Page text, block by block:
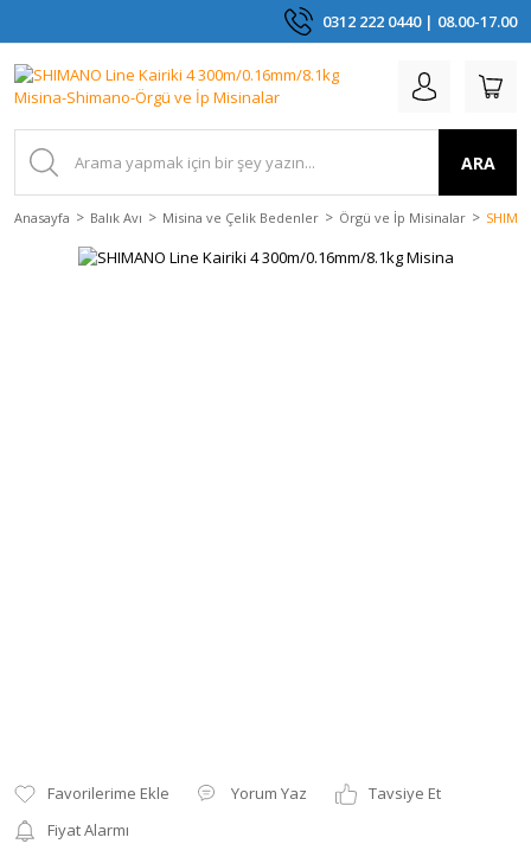
0312 222 0440 | 08.00-17.00
ARA
Anasayfa Balık Avı Misina ve Çelik Bedenler Örgü ve İp Misinalar
Yorum Yaz
Tavsiye Et
Fiyat Alarmı